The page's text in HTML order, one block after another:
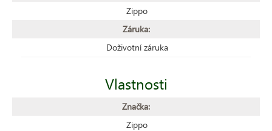
Zippo
Záruka:
Doživotní záruka
Vlastnosti
Značka:
Zippo